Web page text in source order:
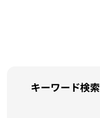
キーワード検索